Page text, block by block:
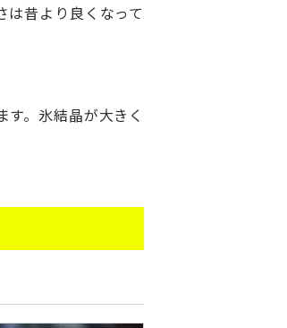
昔より良くなって
。氷結晶が大きく